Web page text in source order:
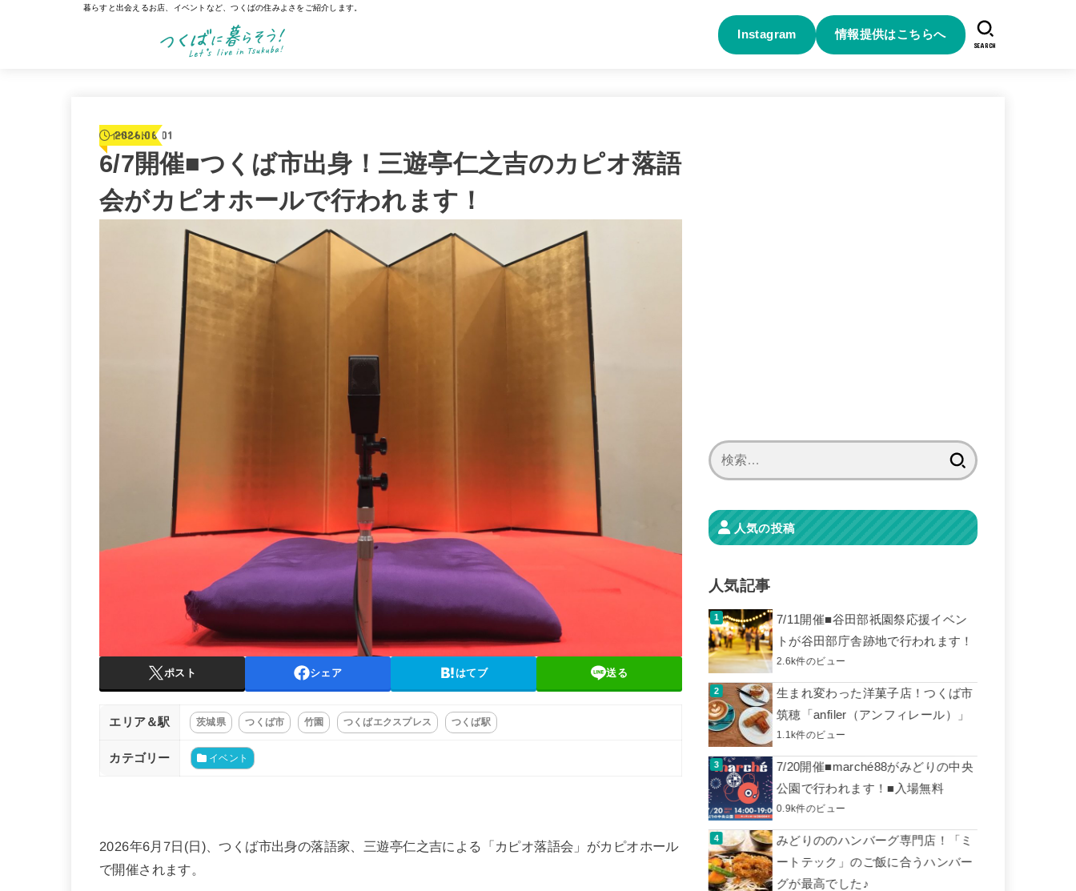
暮らすと出会えるお店、イベントなど、つくばの住みよさをご紹介します。
Instagram 情報提供はこちらへ
SEARCH
イベント
2026.06.01
6/7開催■つくば市出身！三遊亭仁之吉のカピオ落語
会がカピオホールで行われます！
ポスト シェア はてブ 送る
エリア＆駅 茨城県 つくば市 竹園 つくばエクスプレス つくば駅
カテゴリー イベント
2026年6月7日(日)、つくば市出身の落語家、三遊亭仁之吉による「カピオ落語会」がカピオホール
で開催されます。
人気の投稿
人気記事
7/11開催■谷田部祇園祭応援イベン
トが谷田部庁舎跡地で行われます！
2.6k件のビュー
生まれ変わった洋菓子店！つくば市
筑穂「anfiler（アンフィレール）」
1.1k件のビュー
7/20開催■marché88がみどりの中央
公園で行われます！■入場無料
0.9k件のビュー
みどりののハンバーグ専門店！「ミ
ートテック」のご飯に合うハンバー
グが最高でした♪